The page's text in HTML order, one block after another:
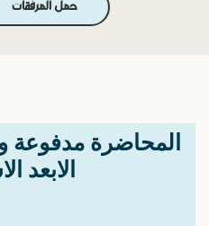
حمل المرفقات
المحاضرة مدفوعة
الابعد